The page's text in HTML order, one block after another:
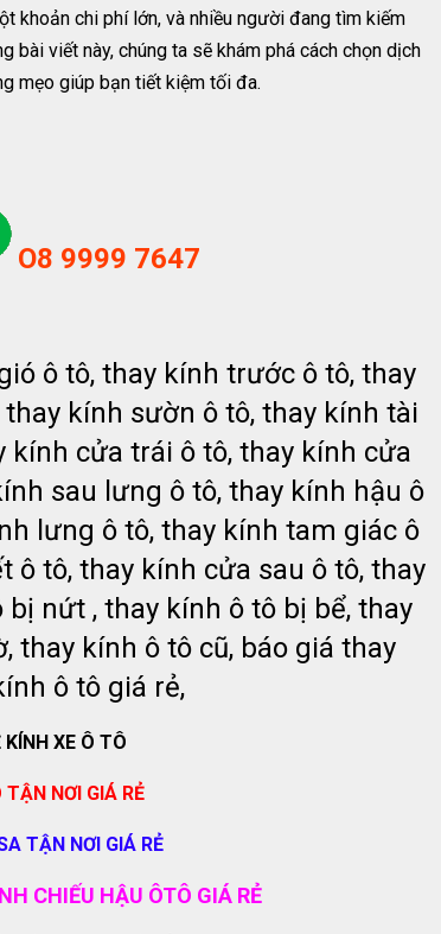
khoản chi phí lớn, và nhiều người đang tìm kiếm
bài viết này, chúng ta sẽ khám phá cách chọn dịch
mẹo giúp bạn tiết kiệm tối đa.
O8 9999 7647
ô tô, thay kính trước ô tô, thay
kính sườn ô tô, thay kính tài
kính cửa trái ô tô, thay kính cửa
sau lưng ô tô, thay kính hậu ô
lưng ô tô, thay kính tam giác ô
ô tô, thay kính cửa sau ô tô, thay
nứt , thay kính ô tô bị bể, thay
thay kính ô tô cũ, báo giá thay
ô tô giá rẻ,
KÍNH XE Ô TÔ
NƠI GIÁ RẺ
TẬN NƠI GIÁ RẺ
CHIẾU HẬU ÔTÔ GIÁ RẺ